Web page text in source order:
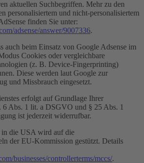
aktuellen Suchbegriffen. Mehr zu den
personalisiertem und nicht-personalisiertem
finden Sie unter:
adsense/answer/9007336.
auch beim Einsatz von Google Adsense im
Cookies oder vergleichbare
(z. B. Device-Fingerprinting)
Diese werden laut Google zur
und Missbrauch eingesetzt.
erfolgt auf Grundlage Ihrer
Abs. 1 lit. a DSGVO und § 25 Abs. 1
ist jederzeit widerrufbar.
in die USA wird auf die
der EU-Kommission gestützt. Details
businesses/controllerterms/mccs/.